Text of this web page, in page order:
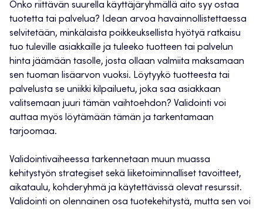
Onko riittävän suurella käyttäjäryhmällä aito syy ostaa
tuotetta tai palvelua? Idean arvoa havainnollistettaessa
selvitetään, minkälaista poikkeuksellista hyötyä ratkaisu
tuo tuleville asiakkaille ja tuleeko tuotteen tai palvelun
hinta jäämään tasolle, josta ollaan valmiita maksamaan
sen tuoman lisäarvon vuoksi. Löytyykö tuotteesta tai
palvelusta se uniikki kilpailuetu, joka saa asiakkaan
valitsemaan juuri tämän vaihtoehdon? Validointi voi
auttaa myös löytämään tämän ja tarkentamaan
tarjoomaa.
Validointivaiheessa tarkennetaan muun muassa
kehitystyön strategiset sekä liiketoiminnalliset tavoitteet,
aikataulu, kohderyhmä ja käytettävissä olevat resurssit.
Validointi on olennainen osa tuotekehitystä, mutta sen voi